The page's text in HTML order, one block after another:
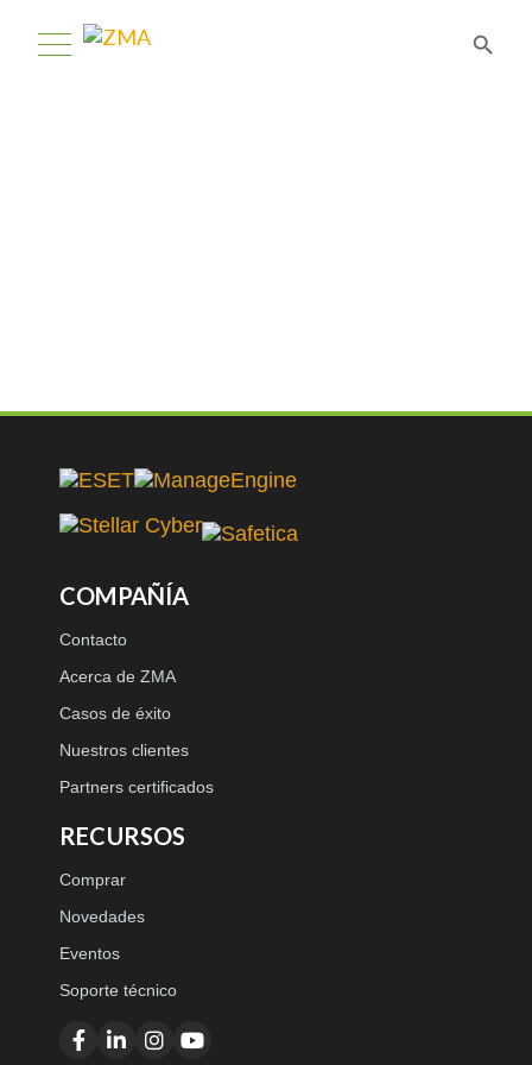
COMPAÑÍA
Contacto
Acerca de ZMA
Casos de éxito
Nuestros clientes
Partners certificados
RECURSOS
Comprar
Novedades
Eventos
Soporte técnico